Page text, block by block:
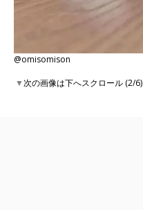
@omisomison
▼次の画像は下へスクロール (2/6)